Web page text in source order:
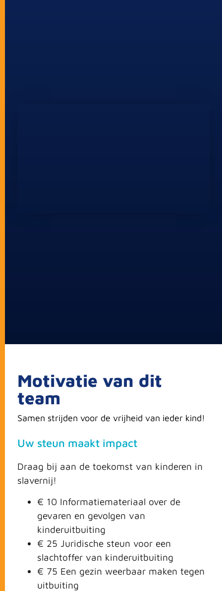
Motivatie van dit
team
Samen strijden voor de vrijheid van ieder kind!
Uw steun maakt impact
Draag bij aan de toekomst van kinderen in
slavernij!
€ 10 Informatiemateriaal over de
gevaren en gevolgen van
kinderuitbuiting
€ 25 Juridische steun voor een
slachtoffer van kinderuitbuiting
€ 75 Een gezin weerbaar maken tegen
uitbuiting